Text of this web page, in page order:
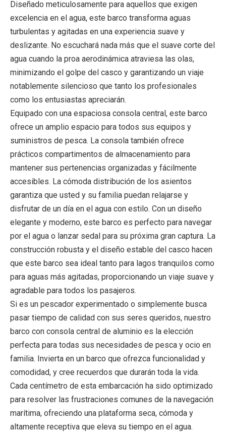
Diseñado meticulosamente para aquellos que exigen
excelencia en el agua, este barco transforma aguas
turbulentas y agitadas en una experiencia suave y
deslizante. No escuchará nada más que el suave corte del
agua cuando la proa aerodinámica atraviesa las olas,
minimizando el golpe del casco y garantizando un viaje
notablemente silencioso que tanto los profesionales
como los entusiastas apreciarán.
Equipado con una espaciosa consola central, este barco
ofrece un amplio espacio para todos sus equipos y
suministros de pesca. La consola también ofrece
prácticos compartimentos de almacenamiento para
mantener sus pertenencias organizadas y fácilmente
accesibles. La cómoda distribución de los asientos
garantiza que usted y su familia puedan relajarse y
disfrutar de un día en el agua con estilo. Con un diseño
elegante y moderno, este barco es perfecto para navegar
por el agua o lanzar sedal para su próxima gran captura. La
construcción robusta y el diseño estable del casco hacen
que este barco sea ideal tanto para lagos tranquilos como
para aguas más agitadas, proporcionando un viaje suave y
agradable para todos los pasajeros.
Si es un pescador experimentado o simplemente busca
pasar tiempo de calidad con sus seres queridos, nuestro
barco con consola central de aluminio es la elección
perfecta para todas sus necesidades de pesca y ocio en
familia. Invierta en un barco que ofrezca funcionalidad y
comodidad, y cree recuerdos que durarán toda la vida.
Cada centímetro de esta embarcación ha sido optimizado
para resolver las frustraciones comunes de la navegación
marítima, ofreciendo una plataforma seca, cómoda y
altamente receptiva que eleva su tiempo en el agua.